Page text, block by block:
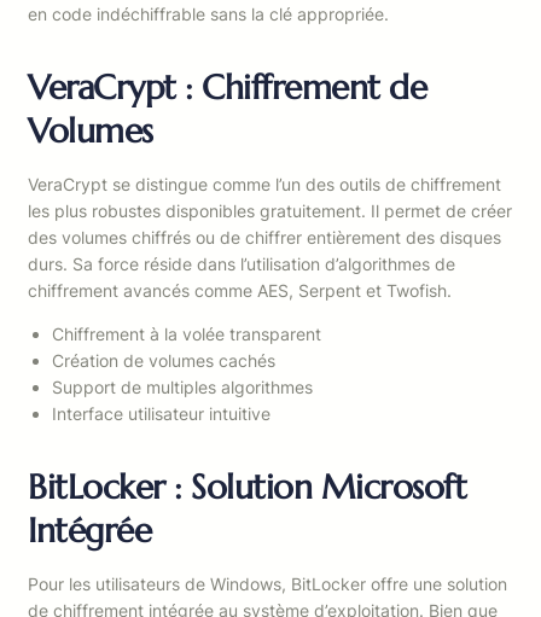
en code indéchiffrable sans la clé appropriée.
VeraCrypt : Chiffrement de
Volumes
VeraCrypt se distingue comme l’un des outils de chiffrement
les plus robustes disponibles gratuitement. Il permet de créer
des volumes chiffrés ou de chiffrer entièrement des disques
durs. Sa force réside dans l’utilisation d’algorithmes de
chiffrement avancés comme AES, Serpent et Twofish.
Chiffrement à la volée transparent
Création de volumes cachés
Support de multiples algorithmes
Interface utilisateur intuitive
BitLocker : Solution Microsoft
Intégrée
Pour les utilisateurs de Windows, BitLocker offre une solution
de chiffrement intégrée au système d’exploitation. Bien que